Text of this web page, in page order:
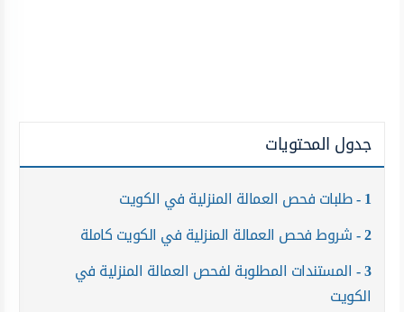
جدول المحتويات
1 طلبات فحص العمالة المنزلية في الكويت
2 شروط فحص العمالة المنزلية في الكويت كاملة
3 المستندات المطلوبة لفحص العمالة المنزلية في
الكويت